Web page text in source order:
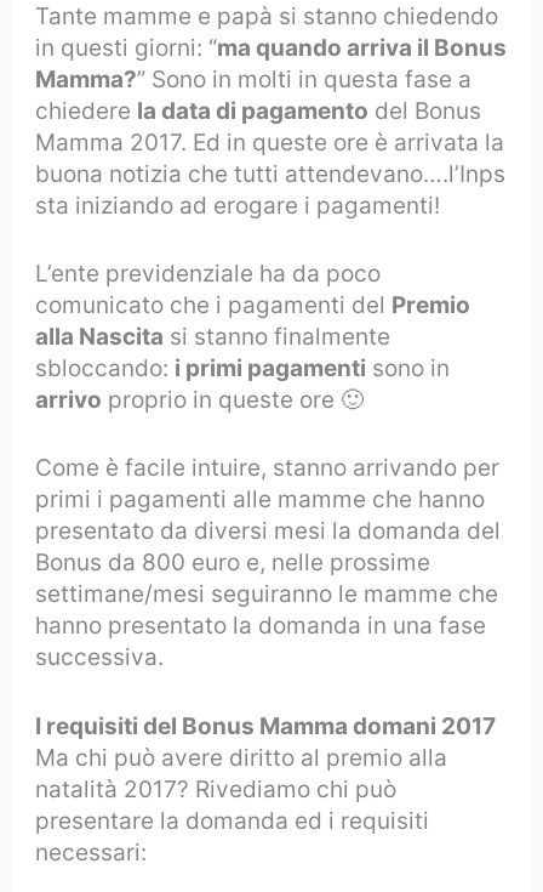
Tante mamme e papà si stanno chiedendo
in questi giorni: “ma quando arriva il Bonus
Mamma?” Sono in molti in questa fase a
chiedere la data di pagamento del Bonus
Mamma 2017. Ed in queste ore è arrivata la
buona notizia che tutti attendevano….l’Inps
sta iniziando ad erogare i pagamenti!
L’ente previdenziale ha da poco
comunicato che i pagamenti del Premio
alla Nascita si stanno finalmente
sbloccando: i primi pagamenti sono in
arrivo proprio in queste ore 🙂
Come è facile intuire, stanno arrivando per
primi i pagamenti alle mamme che hanno
presentato da diversi mesi la domanda del
Bonus da 800 euro e, nelle prossime
settimane/mesi seguiranno le mamme che
hanno presentato la domanda in una fase
successiva.
I requisiti del Bonus Mamma domani 2017
Ma chi può avere diritto al premio alla
natalità 2017? Rivediamo chi può
presentare la domanda ed i requisiti
necessari: